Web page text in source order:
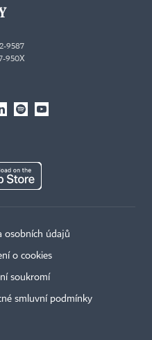
9587
950X
osobních údajů
o cookies
soukromí
smluvní podmínky